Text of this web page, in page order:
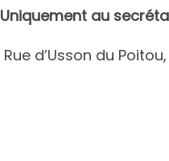
Uniquement au
Rue d’Usson du